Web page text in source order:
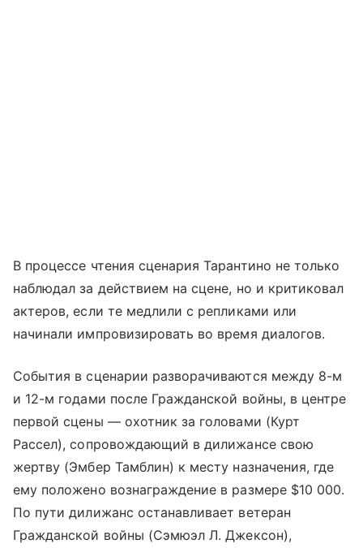
В процессе чтения сценария Тарантино не только
наблюдал за действием на сцене, но и критиковал
актеров, если те медлили с репликами или
начинали импровизировать во время диалогов.
События в сценарии разворачиваются между 8-м
и 12-м годами после Гражданской войны, в центре
первой сцены — охотник за головами (Курт
Рассел), сопровождающий в дилижансе свою
жертву (Эмбер Тамблин) к месту назначения, где
ему положено вознаграждение в размере $10 000.
По пути дилижанс останавливает ветеран
Гражданской войны (Сэмюэл Л. Джексон),